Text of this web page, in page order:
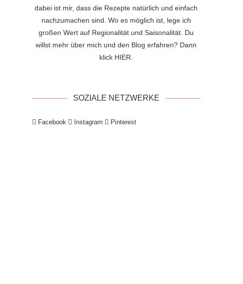
dabei ist mir, dass die Rezepte natürlich und einfach
nachzumachen sind. Wo es möglich ist, lege ich
großen Wert auf Regionalität und Saisonalität. Du
willst mehr über mich und den Blog erfahren? Dann
klick HIER
SOZIALE NETZWERKE
Facebook Instagram Pinterest